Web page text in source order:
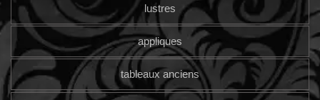
lustres
appliques
tableaux anciens